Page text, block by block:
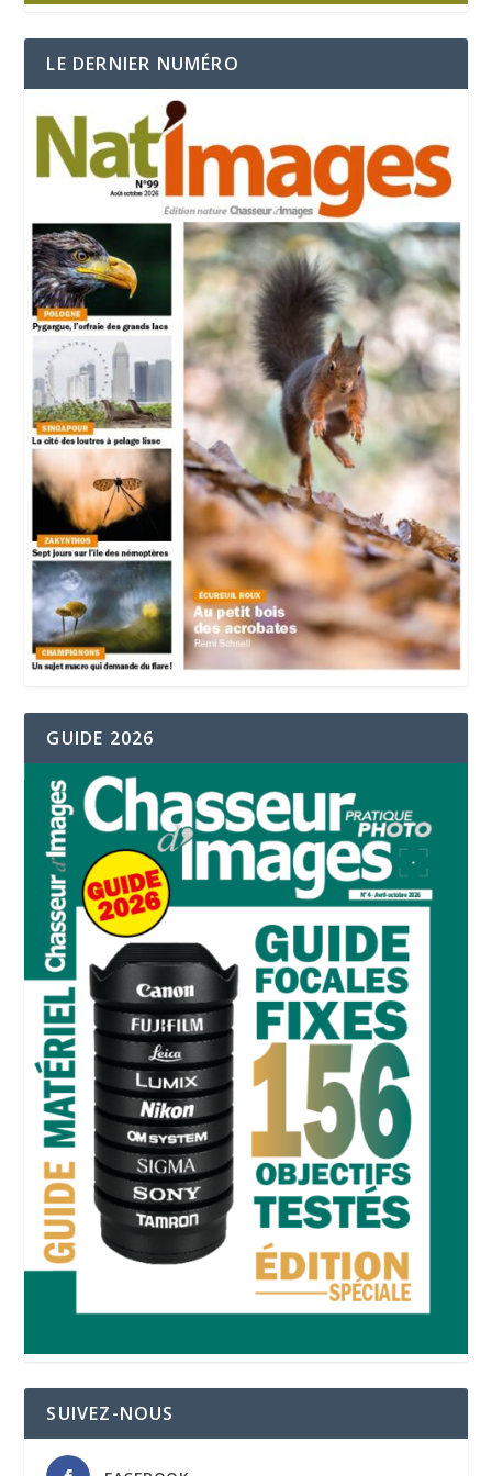
LE DERNIER NUMÉRO
GUIDE 2026
SUIVEZ-NOUS